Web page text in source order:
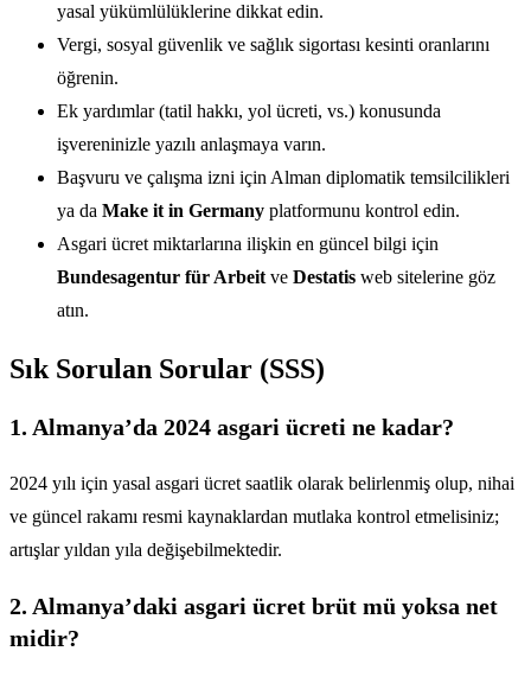
yasal yükümlülüklerine dikkat edin.
Vergi, sosyal güvenlik ve sağlık sigortası kesinti oranlarını
öğrenin.
Ek yardımlar (tatil hakkı, yol ücreti, vs.) konusunda
işvereninizle yazılı anlaşmaya varın.
Başvuru ve çalışma izni için Alman diplomatik temsilcilikleri
ya da Make it in Germany platformunu kontrol edin.
Asgari ücret miktarlarına ilişkin en güncel bilgi için
Bundesagentur für Arbeitve Destatis web sitelerine göz
atın.
Sık Sorulan Sorular (SSS)
1. Almanya’da 2024 asgari ücreti ne kadar?
2024 yılı için yasal asgari ücret saatlik olarak belirlenmiş olup, nihai
ve güncel rakamı resmi kaynaklardan mutlaka kontrol etmelisiniz;
artışlar yıldan yıla değişebilmektedir.
2. Almanya’daki asgari ücret brüt mü yoksa net
midir?